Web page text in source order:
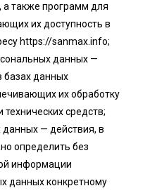
также программ для
их доступность в
https://sanmax.info;
данных —
базах данных
их обработку
средств;
— действия, в
определить без
информации
данных конкретному